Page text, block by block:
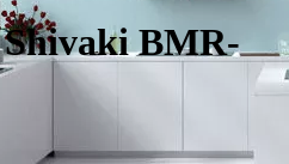
BMR-